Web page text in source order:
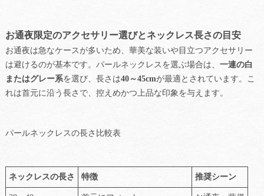
お通夜限定のアクセサリー選びとネックレス長さの目安
お通夜は急なケースが多いため、華美な装いや目立つアクセサリー
は避けるのが基本です。パールネックレスを選ぶ場合は、 一連の白
またはグレー系を選び、長さは40～45cmが最適とされています。こ
れは首元に沿う長さで、控えめかつ上品な印象を与えます。
パールネックレスの長さ比較表
ネックレスの長さ 特徴 推奨シーン